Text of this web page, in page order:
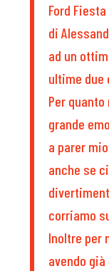
Ford
di
ad un
ultime due
Per
grande
a parer
anche se
corriamo
Inoltre per
avendo già